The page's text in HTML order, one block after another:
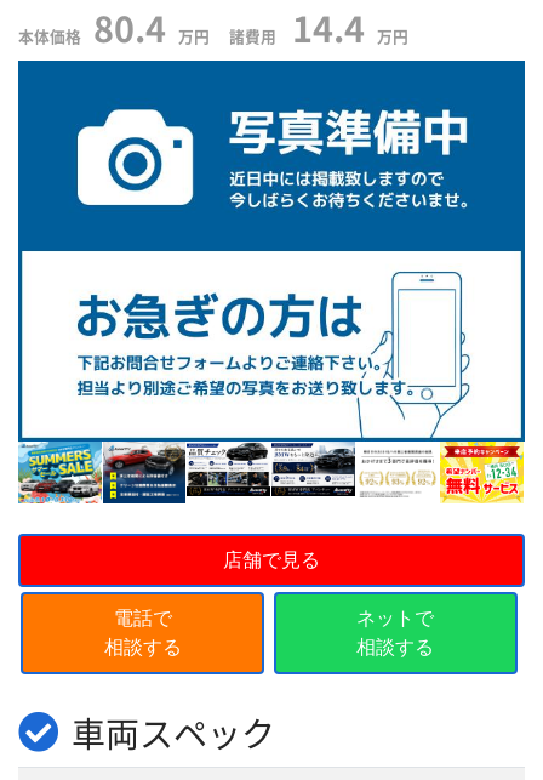
本体価格 80.4 万円 諸費用 14.4 万円
店舗で見る
電話で
相談する
ネットで
相談する
車両スペック